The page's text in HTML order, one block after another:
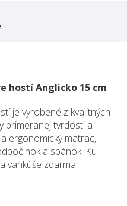
hostí Anglicko 15 cm
je vyrobené z kvalitných
primeranej tvrdosti a
ergonomický matrac,
a spánok. Ku
vankúše zdarma!